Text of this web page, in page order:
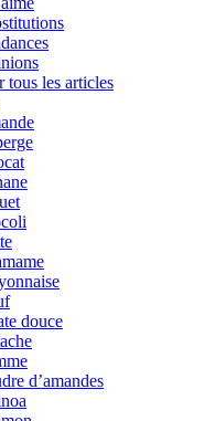
tous les articles
douce
d’amandes